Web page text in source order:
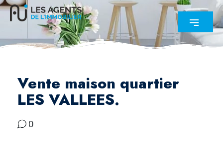
Vente maison quartier
LES VALLEES.
0